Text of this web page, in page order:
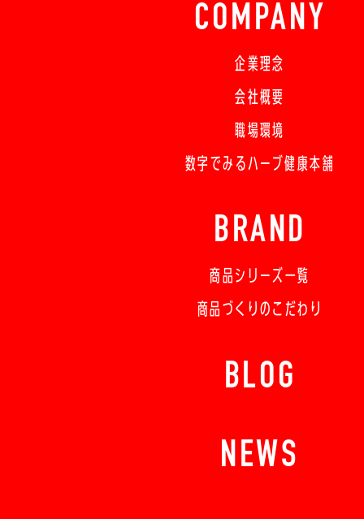
COMPANY
企業理念
会社概要
職場環境
数字でみるハーブ健康本舗
BRAND
商品シリーズ一覧
商品づくりのこだわり
BLOG
NEWS